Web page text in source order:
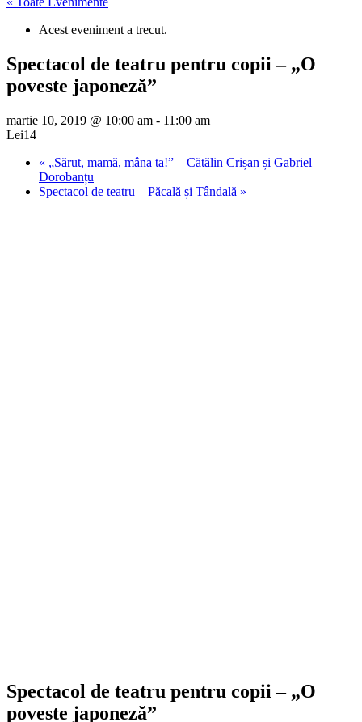
Acest eveniment a trecut.
Spectacol de teatru pentru copii – „O
poveste japoneză”
martie 10, 2019 @ 10:00 am - 11:00 am
Lei14
« „Sărut, mamă, mâna ta!” – Cătălin Crișan și Gabriel
Dorobanțu
Spectacol de teatru – Păcală și Tândală »
Spectacol de teatru pentru copii – „O
poveste japoneză”